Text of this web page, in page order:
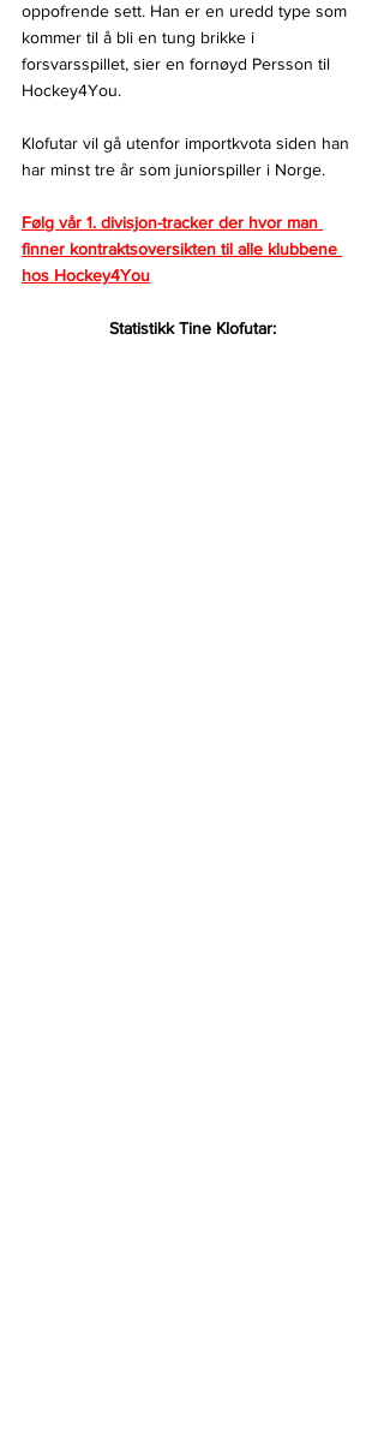
oppofrende sett. Han er en uredd type som
kommer til å bli en tung brikke i
forsvarsspillet, sier en fornøyd Persson til
Hockey4You.
Klofutar vil gå utenfor importkvota siden han
har minst tre år som juniorspiller i Norge.
Følg vår 1. divisjon-tracker der hvor man
finner kontraktsoversikten til alle klubbene
hos Hockey4You
Statistikk Tine Klofutar: